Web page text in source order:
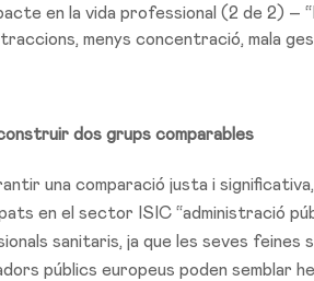
en la vida professional (2 de 2) –
menys concentració, mala
construir dos grups comparables
una comparació justa i
en el sector ISIC “administració
sanitaris, ja que les seves feines
públics europeus poden semblar